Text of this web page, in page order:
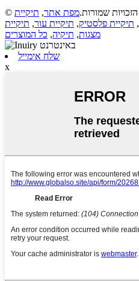
מפת אתר, תיקיית
, תיקיית פלסטיק, תיקיית עור, תיקיית
מצגות, תיקיה, כל המוצרים
שלח אימייל
x